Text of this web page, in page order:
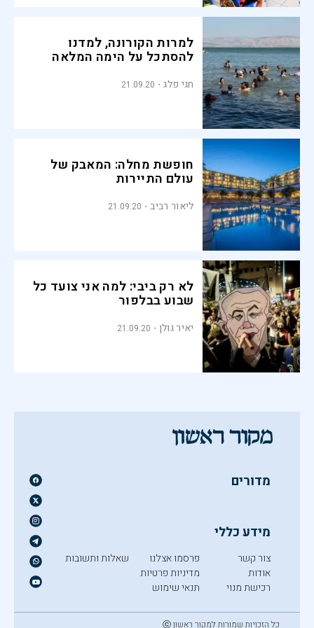
למרות הקורונה, למדנו
להסתכל על הימה המלאה
חגי פלג 21.09.20
חופשת מחלה: המאבק של
עולם התיירות
ליאור רביב 21.09.20
לא רק ביבי: למה אני צועד כל
שבוע בבלפור
יאיר גולן 21.09.20
מדורים
מידע כללי
צור קשר
אודות
רכישת מנוי
פרסמו אצלנו
מדיניות פרטיות
תנאי שימוש
שאלות ותשובות
כל הזכויות שמורות למקור ראשון ⓒ